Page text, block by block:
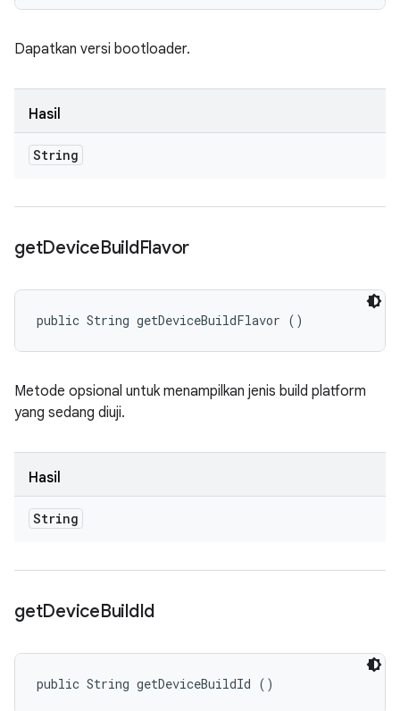
Dapatkan versi bootloader.
Hasil
String
getDeviceBuildFlavor
public String getDeviceBuildFlavor ()
Metode opsional untuk menampilkan jenis build platform
yang sedang diuji.
Hasil
String
getDeviceBuildId
public String getDeviceBuildId ()